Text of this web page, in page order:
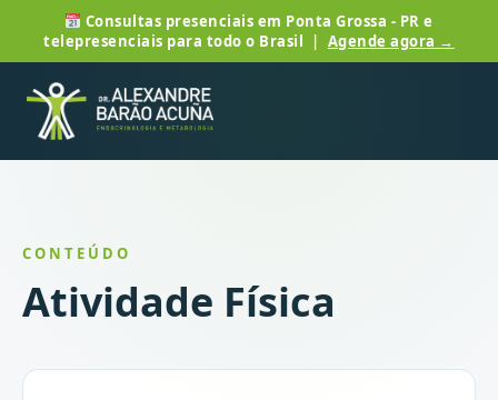
Consultas presenciais em Ponta Grossa - PR e
telepresenciais para todo o Brasil | Agende agora →
CONTEÚDO
Atividade Física